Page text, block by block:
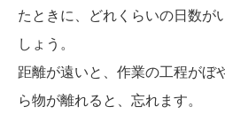
たときに、どれくらいの日数が
しょう。
距離が遠いと、作業の工程がぼ
ら物が離れると、忘れます。